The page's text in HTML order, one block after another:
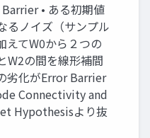
• ある初期値
るノイズ（サンプル
えてW0から２つの
W2の間を線形補間
劣化がError Barrier
Connectivity and
Hypothesisより抜